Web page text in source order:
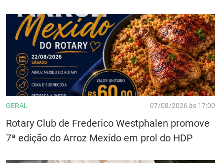
GERAL 07/08/2026 às 17:00
Rotary Club de Frederico Westphalen promove
7ª edição do Arroz Mexido em prol do HDP